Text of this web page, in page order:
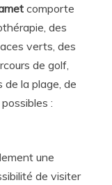
comporte
des
verts, des
de golf,
de la plage, de
:
une
de visiter